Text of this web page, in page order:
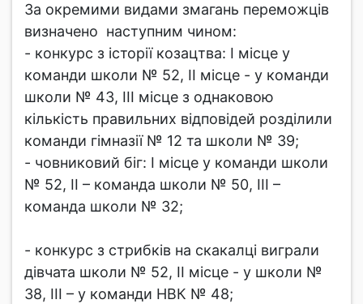
За окремими видами змагань переможців
визначено наступним чином:
- конкурс з історії козацтва: І місце у
команди школи № 52, ІІ місце - у команди
школи № 43, ІІІ місце з однаковою
кількість правильних відповідей розділили
команди гімназії № 12 та школи № 39;
- човниковий біг: І місце у команди школи
№ 52, ІІ – команда школи № 50, ІІІ –
команда школи № 32;
- конкурс з стрибків на скакалці виграли
дівчата школи № 52, ІІ місце - у школи №
38, ІІІ – у команди НВК № 48;